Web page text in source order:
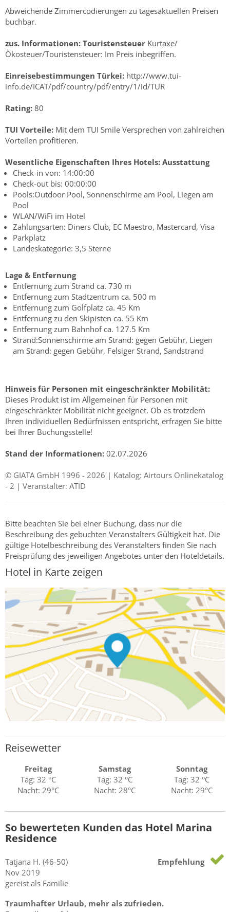
Abweichende Zimmercodierungen zu tagesaktuellen Preisen
buchbar.
zus. Informationen: Touristensteuer Kurtaxe/
Ökosteuer/Touristensteuer: Im Preis inbegriffen.
Einreisebestimmungen Türkei: http://www.tui-
info.de/ICAT/pdf/country/pdf/entry/1/id/TUR
Rating: 80
TUI Vorteile: Mit dem TUI Smile Versprechen von zahlreichen
Vorteilen profitieren.
Wesentliche Eigenschaften Ihres Hotels: Ausstattung
Check-in von: 14:00:00
Check-out bis: 00:00:00
Pools:Outdoor Pool, Sonnenschirme am Pool, Liegen am
Pool
WLAN/WiFi im Hotel
Zahlungsarten: Diners Club, EC Maestro, Mastercard, Visa
Parkplatz
Landeskategorie: 3,5 Sterne
Lage & Entfernung
Entfernung zum Strand ca. 730 m
Entfernung zum Stadtzentrum ca. 500 m
Entfernung zum Golfplatz ca. 45 Km
Entfernung zu den Skipisten ca. 55 Km
Entfernung zum Bahnhof ca. 127.5 Km
Strand:Sonnenschirme am Strand: gegen Gebühr, Liegen
am Strand: gegen Gebühr, Felsiger Strand, Sandstrand
Hinweis für Personen mit eingeschränkter Mobilität:
Dieses Produkt ist im Allgemeinen für Personen mit
eingeschränkter Mobilität nicht geeignet. Ob es trotzdem
Ihren individuellen Bedürfnissen entspricht, erfragen Sie bitte
bei Ihrer Buchungsstelle!
Stand der Informationen: 02.07.2026
© GIATA GmbH 1996 - 2026 | Katalog: Airtours Onlinekatalog
- 2 | Veranstalter: ATID
Bitte beachten Sie bei einer Buchung, dass nur die
Beschreibung des gebuchten Veranstalters Gültigkeit hat. Die
gültige Hotelbeschreibung des Veranstalters finden Sie nach
Preisprüfung des jeweiligen Angebotes unter den Hoteldetails.
Hotel in Karte zeigen
Reisewetter
Freitag
Tag: 32 °C
Nacht: 29°C
Samstag
Tag: 32 °C
Nacht: 28°C
Sonntag
Tag: 32 °C
Nacht: 29°C
So bewerteten Kunden das Hotel Marina
Residence
Tatjana H. (46-50)
Nov 2019
gereist als Familie
Empfehlung
Traumhafter Urlaub, mehr als zufrieden.